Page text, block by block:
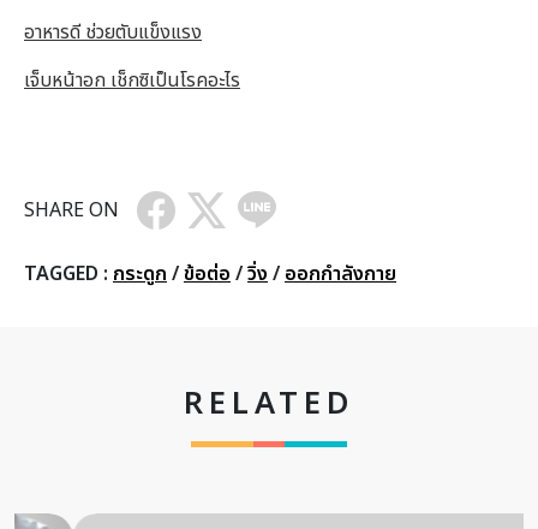
อาหารดี ช่วยตับแข็งแรง
เจ็บหน้าอก เช็กซิเป็นโรคอะไร
SHARE ON
TAGGED : กระดูก /ข้อต่อ /วิ่ง / ออกกำลังกาย
RELATED